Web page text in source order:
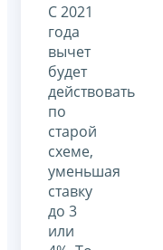
С 2021
года
вычет
будет
действовать
по
старой
схеме,
уменьшая
ставку
до 3
или